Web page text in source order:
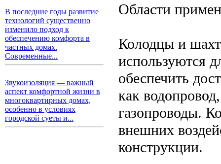
В последние годы развитие
технологий существенно
изменило подход к
обеспечению комфорта в
частных домах.
Современные...
Звукоизоляция — важный
аспект комфортной жизни в
многоквартирных домах,
особенно в условиях
городской суеты и...
Области
Колодцы и
используются
обеспечить
как
газопроводы.
внешних
конструкции.